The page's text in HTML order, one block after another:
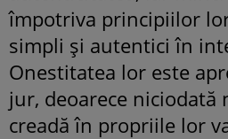
împotriva principiilor
simpli și autentici în
Onestitatea lor este
jur, deoarece niciodată
creadă în propriile lor